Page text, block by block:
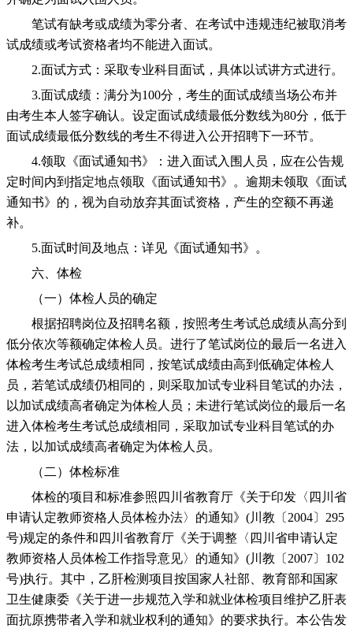
笔试有缺考或成绩为零分者、在考试中违规违纪被取消考
试成绩或考试资格者均不能进入面试。
2.面试方式：采取专业科目面试，具体以试讲方式进行。
3.面试成绩：满分为100分，考生的面试成绩当场公布并
由考生本人签字确认。设定面试成绩最低分数线为80分，低于
面试成绩最低分数线的考生不得进入公开招聘下一环节。
4.领取《面试通知书》：进入面试入围人员，应在公告规
定时间内到指定地点领取《面试通知书》。逾期未领取《面试
通知书》的，视为自动放弃其面试资格，产生的空额不再递
补。
5.面试时间及地点：详见《面试通知书》。
六、体检
（一）体检人员的确定
根据招聘岗位及招聘名额，按照考生考试总成绩从高分到
低分依次等额确定体检人员。进行了笔试岗位的最后一名进入
体检考生考试总成绩相同，按笔试成绩由高到低确定体检人
员，若笔试成绩仍相同的，则采取加试专业科目笔试的办法，
以加试成绩高者确定为体检人员；未进行笔试岗位的最后一名
进入体检考生考试总成绩相同，采取加试专业科目笔试的办
法，以加试成绩高者确定为体检人员。
（二）体检标准
体检的项目和标准参照四川省教育厅《关于印发〈四川省
申请认定教师资格人员体检办法〉的通知》(川教〔2004〕295
号)规定的条件和四川省教育厅《关于调整〈四川省申请认定
教师资格人员体检工作指导意见〉的通知》(川教〔2007〕102
号)执行。其中，乙肝检测项目按国家人社部、教育部和国家
卫生健康委《关于进一步规范入学和就业体检项目维护乙肝表
面抗原携带者入学和就业权利的通知》的要求执行。本公告发